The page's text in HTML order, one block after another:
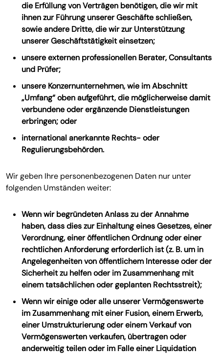
die Erfüllung von Verträgen benötigen, die wir mit
ihnen zur Führung unserer Geschäfte schließen,
sowie andere Dritte, die wir zur Unterstützung
unserer Geschäftstätigkeit einsetzen;
unsere externen professionellen Berater, Consultants
und Prüfer;
unsere Konzernunternehmen, wie im Abschnitt
„Umfang“ oben aufgeführt, die möglicherweise damit
verbundene oder ergänzende Dienstleistungen
erbringen; oder
international anerkannte Rechts- oder
Regulierungsbehörden.
Wir geben Ihre personenbezogenen Daten nur unter
folgenden Umständen weiter:
Wenn wir begründeten Anlass zu der Annahme
haben, dass dies zur Einhaltung eines Gesetzes, einer
Verordnung, einer öffentlichen Ordnung oder einer
rechtlichen Anforderung erforderlich ist (z. B. um in
Angelegenheiten von öffentlichem Interesse oder der
Sicherheit zu helfen oder im Zusammenhang mit
einem tatsächlichen oder geplanten Rechtsstreit);
Wenn wir einige oder alle unserer Vermögenswerte
im Zusammenhang mit einer Fusion, einem Erwerb,
einer Umstrukturierung oder einem Verkauf von
Vermögenswerten verkaufen, übertragen oder
anderweitig teilen oder im Falle einer Liquidation